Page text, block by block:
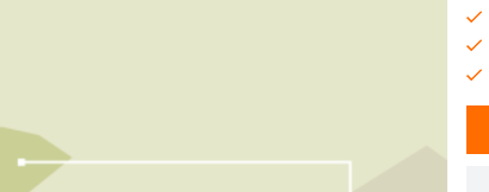
Priče i događaji
Digitalne usluge
O nama